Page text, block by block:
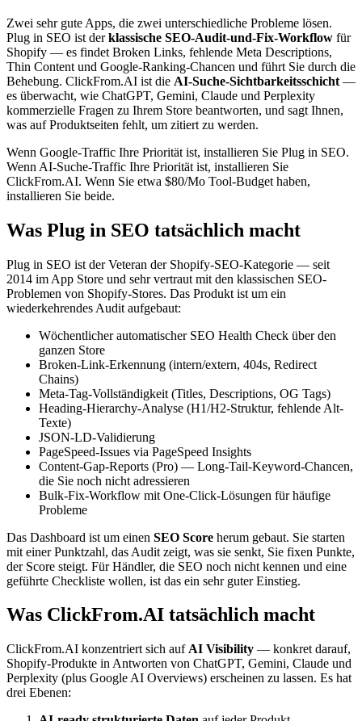
Zwei sehr gute Apps, die zwei unterschiedliche Probleme lösen.
Plug in SEO ist derklassische SEO-Audit-und-Fix-Workflow für
Shopify — es findet Broken Links, fehlende Meta Descriptions,
Thin Content und Google-Ranking-Chancen und führt Sie durch die
Behebung. ClickFrom.AI ist die AI-Suche-Sichtbarkeitsschicht —
es überwacht, wie ChatGPT, Gemini, Claude und Perplexity
kommerzielle Fragen zu Ihrem Store beantworten, und sagt Ihnen,
was auf Produktseiten fehlt, um zitiert zu werden.
Wenn Google-Traffic Ihre Priorität ist, installieren Sie Plug in SEO.
Wenn AI-Suche-Traffic Ihre Priorität ist, installieren Sie
ClickFrom.AI. Wenn Sie etwa $80/Mo Tool-Budget haben,
installieren Sie beide.
Was Plug in SEO tatsächlich macht
Plug in SEO ist der Veteran der Shopify-SEO-Kategorie — seit
2014 im App Store und sehr vertraut mit den klassischen SEO-
Problemen von Shopify-Stores. Das Produkt ist um ein
wiederkehrendes Audit aufgebaut:
Wöchentlicher automatischer SEO Health Check über den
ganzen Store
Broken-Link-Erkennung (intern/extern, 404s, Redirect
Chains)
Meta-Tag-Vollständigkeit (Titles, Descriptions, OG Tags)
Heading-Hierarchy-Analyse (H1/H2-Struktur, fehlende Alt-
Texte)
JSON-LD-Validierung
PageSpeed-Issues via PageSpeed Insights
Content-Gap-Reports (Pro) — Long-Tail-Keyword-Chancen,
die Sie noch nicht adressieren
Bulk-Fix-Workflow mit One-Click-Lösungen für häufige
Probleme
Das Dashboard ist um einen SEO Score herum gebaut. Sie starten
mit einer Punktzahl, das Audit zeigt, was sie senkt, Sie fixen Punkte,
der Score steigt. Für Händler, die SEO noch nicht kennen und eine
geführte Checkliste wollen, ist das ein sehr guter Einstieg.
Was ClickFrom.AI tatsächlich macht
ClickFrom.AI konzentriert sich auf AI Visibility — konkret darauf,
Shopify-Produkte in Antworten von ChatGPT, Gemini, Claude und
Perplexity (plus Google AI Overviews) erscheinen zu lassen. Es hat
drei Ebenen: